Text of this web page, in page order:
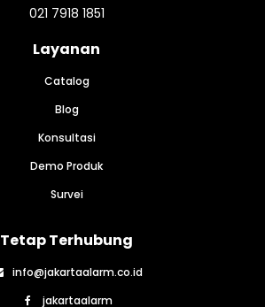
021 7918 1851
Layanan
Catalog
Blog
Konsultasi
Demo Produk
Survei
Tetap Terhubung
info@jakartaalarm.co.id
jakartaalarm